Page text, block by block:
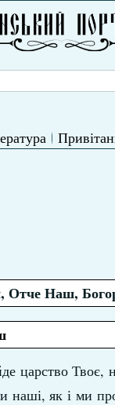
Отче Наш,
царство Твоє,
наші, як і ми